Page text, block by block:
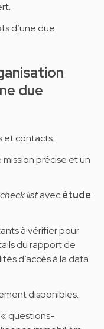
d’une due
due
et contacts.
précise et un
check listavecétude
à vérifier pour
du rapport de
d’accès à la data
disponibles.
questions-